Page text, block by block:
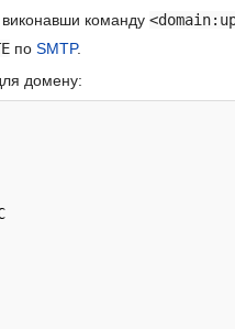
команду
по SMTP.
домену: